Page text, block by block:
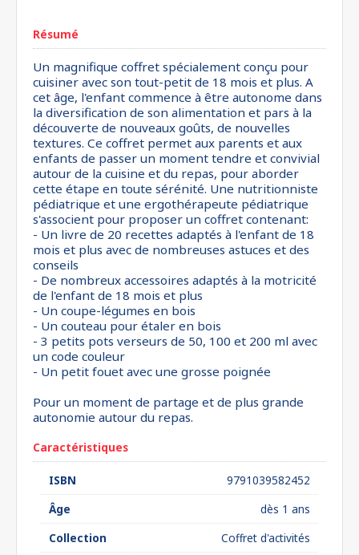
Résumé
Un magnifique coffret spécialement conçu pour
cuisiner avec son tout-petit de 18 mois et plus. A
cet âge, l'enfant commence à être autonome dans
la diversification de son alimentation et pars à la
découverte de nouveaux goûts, de nouvelles
textures. Ce coffret permet aux parents et aux
enfants de passer un moment tendre et convivial
autour de la cuisine et du repas, pour aborder
cette étape en toute sérénité. Une nutritionniste
pédiatrique et une ergothérapeute pédiatrique
s'associent pour proposer un coffret contenant:
- Un livre de 20 recettes adaptés à l'enfant de 18
mois et plus avec de nombreuses astuces et des
conseils
- De nombreux accessoires adaptés à la motricité
de l'enfant de 18 mois et plus
- Un coupe-légumes en bois
- Un couteau pour étaler en bois
- 3 petits pots verseurs de 50, 100 et 200 ml avec
un code couleur
- Un petit fouet avec une grosse poignée
Pour un moment de partage et de plus grande
autonomie autour du repas.
Caractéristiques
ISBN
9791039582452
Âge
dès 1 ans
Collection
Coffret d'activités